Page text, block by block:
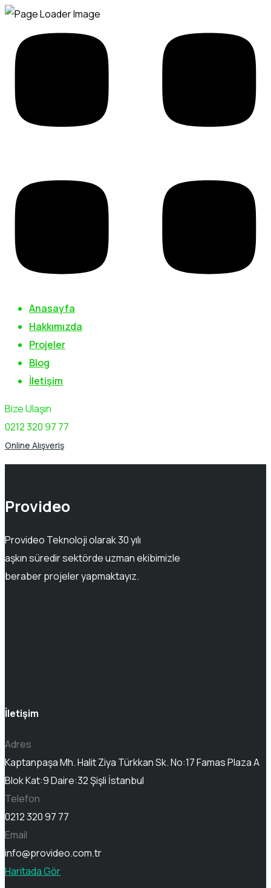
Anasayfa
Hakkımızda
Projeler
Blog
İletişim
Bize Ulaşın
0212 320 97 77
Online Alışveriş
Provideo
Provideo Teknoloji olarak 30 yılı
aşkın süredir sektörde uzman ekibimizle
beraber projeler yapmaktayız.
İletişim
Adres
Kaptanpaşa Mh. Halit Ziya Türkkan Sk. No:17 Famas Plaza A
Blok Kat:9 Daire:32 Şişli İstanbul
Telefon
0212 320 97 77
Email
info@provideo.com.tr
Haritada Gör